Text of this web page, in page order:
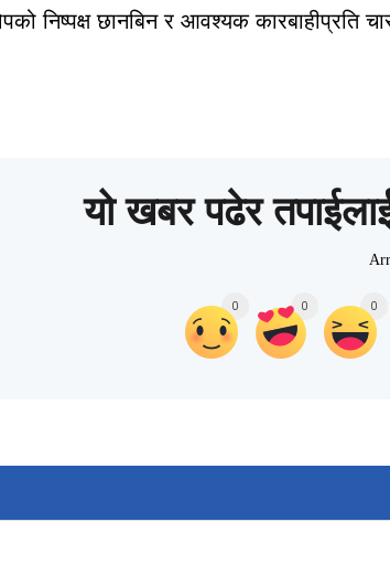
निष्पक्ष छानबिन र आवश्यक कारबाहीप्रति
यो खबर पढेर
0 0 0